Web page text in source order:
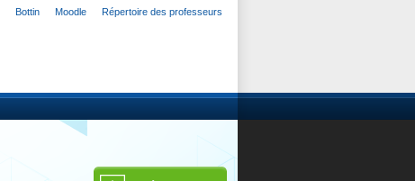
Bottin Moodle Répertoire des professeurs